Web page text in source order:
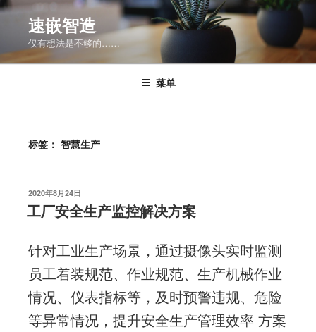
跳
内
速嵌智造
仅有想法是不够的……
菜单
标签： 智慧生产
发
布
于
2020年8月24日
工厂安全生产监控解决方案​
针对工业生产场景，通过摄像头实时监测
员工着装规范、作业规范、生产机械作业
情况、仪表指标等，及时预警违规、危险
等异常情况，提升安全生产管理效率 方案